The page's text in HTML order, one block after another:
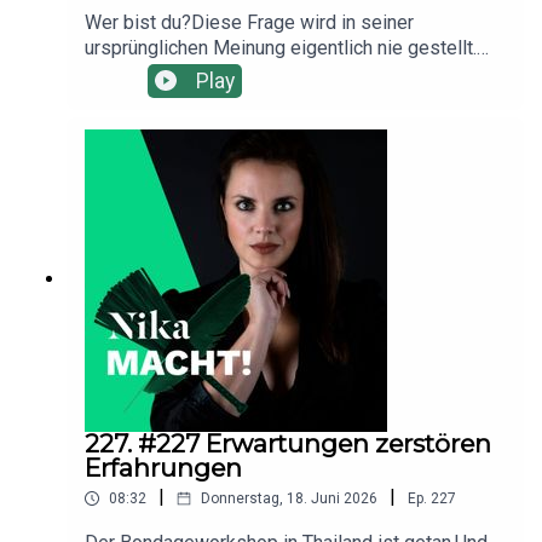
Wer bist du?Diese Frage wird in seiner
ursprünglichen Meinung eigentlich nie gestellt.
Wir verknüpfen diese Frage automatisch mit
Dingen, die wir tun und die wir “mitbringen” (Alter,
Beruf, etc.).Doch was passiert, wenn wir
anfangen, die richtigen Fragen zu stellen? Und
zwar nicht nur anderen, sondern primär erstmal
uns selbst?In der heutigen Folge bekommst du
Antworten. Denn Erfahrungen dienen dir bei der
Beantwortung dieser Frage auf ganz
ungewöhnliche Weise.
Play
227. #227 Erwartungen zerstören
Erfahrungen
08:32 | Donnerstag, 18. Juni 2026 | Ep. 227